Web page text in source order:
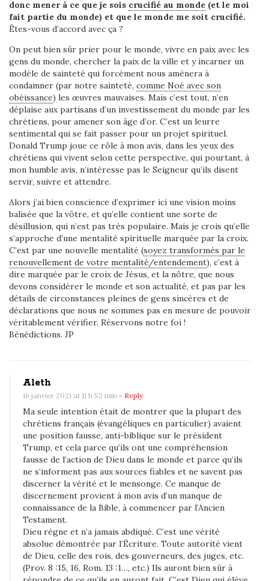
donc mener à ce que je sois crucifié au monde (et le moi
fait partie du monde) et que le monde me soit crucifié.
Êtes-vous d’accord avec ça ?
On peut bien sûr prier pour le monde, vivre en paix avec les
gens du monde, chercher la paix de la ville et y incarner un
modèle de sainteté qui forcément nous amènera à
condamner (par notre sainteté, comme Noé avec son
obéissance) les œuvres mauvaises. Mais c’est tout, n’en
déplaise aux partisans d’un investissement du monde par les
chrétiens, pour amener son âge d’or. C’est un leurre
sentimental qui se fait passer pour un projet spirituel.
Donald Trump joue ce rôle à mon avis, dans les yeux des
chrétiens qui vivent selon cette perspective, qui pourtant, à
mon humble avis, n’intéresse pas le Seigneur qu’ils disent
servir, suivre et attendre.
Alors j’ai bien conscience d’exprimer ici une vision moins
balisée que la vôtre, et qu’elle contient une sorte de
désillusion, qui n’est pas très populaire. Mais je crois qu’elle
s’approche d’une mentalité spirituelle marquée par la croix.
C’est par une nouvelle mentalité (soyez transformés par le
renouvellement de votre mentalité/entendement), c’est à
dire marquée par le croix de Jésus, et la nôtre, que nous
devons considérer le monde et son actualité, et pas par les
détails de circonstances pleines de gens sincères et de
déclarations que nous ne sommes pas en mesure de pouvoir
véritablement vérifier. Réservons notre foi !
Bénédictions. JP
Aleth
16 janvier 2021 at 11 h 52 min - Reply
Ma seule intention était de montrer que la plupart des
chrétiens français (évangéliques en particulier) avaient
une position fausse, anti-biblique sur le président
Trump, et cela parce qu’ils ont une compréhension
fausse de l’action de Dieu dans le monde et parce qu’ils
ne s’informent pas aux sources fiables et ne savent pas
discerner la vérité et le mensonge. Ce manque de
discernement provient à mon avis d’un manque de
connaissance de la Bible, à commencer par l’Ancien
Testament.
Dieu règne et n’a jamais abdiqué. C’est une vérité
absolue démontrée par l’Écriture. Toute autorité vient
de Dieu, celle des rois, des gouverneurs, des juges, etc.
(Prov. 8 :15, 16, Rom. 13 :1…, etc.) Ils auront bien sûr à